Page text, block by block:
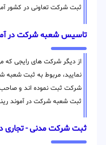
ثبت شرکت تعاونی در کشور آموند رینگنس
تاسیس شعبه شرکت در
از دیگر شرکت های رایجی که
نمایید، مربوط به ثبت
شرکت ثبت نموده اند و
ثبت شعبه شرکت در آموند
ثبت شرکت مدنی - تجاری